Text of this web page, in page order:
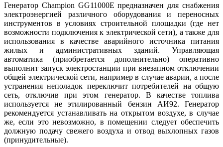
Генератор Champion GG11000E предназначен для снабжения
электроэнергией различного оборудования и переносных
инструментов в условиях строительной площадки (где нет
возможности подключения к электрической сети), а также для
использования в качестве аварийного источника питания
жилых и административных зданий. Управляющая
автоматика (приобретается дополнительно) оперативно
выполнит запуск электростанции при внезапном отключении
общей электрической сети, например в случае аварии, а после
устранения неполадок переключит потребителей на общую
сеть, отключив при этом генератор. В качестве топлива
используется не этилированный бензин АИ92. Генератор
рекомендуется устанавливать на открытом воздухе, в случае
же, если это невозможно, в помещении следует обеспечить
должную подачу свежего воздуха и отвод выхлопных газов
(принудительные).